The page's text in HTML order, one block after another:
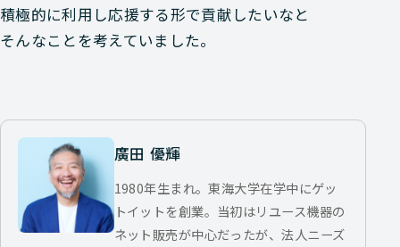
積極的に利用し応援する形で貢献したいなと
そんなことを考えていました。
廣田 優輝
1980年生まれ。東海大学在学中にゲッ
トイットを創業。当初はリユース機器の
ネット販売が中心だったが、法人ニーズ